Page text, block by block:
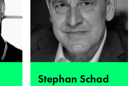
Stephan Schad